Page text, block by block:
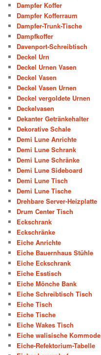
Dampfer Koffer
Dampfer Kofferraum
Dampfer-Trunk-Tische
Dampfkoffer
Davenport-Schreibtisch
Deckel Urn
Deckel Urnen Vasen
Deckel Vasen
Deckel Vasen Urnen
Deckel vergoldete Urnen
Deckelvasen
Dekanter Getränkehalter
Dekorative Schale
Demi Lune Anrichte
Demi Lune Schrank
Demi Lune Schränke
Demi Lune Sideboard
Demi Lune Tisch
Demi Lune Tische
Drehbare Server-Heizplatte
Drum Center Tisch
Eckschrank
Eckschränke
Eiche Anrichte
Eiche Bauernhaus Stühle
Eiche Eckschrank
Eiche Esstisch
Eiche Mönche Bank
Eiche Schreibtisch Tisch
Eiche Tisch
Eiche Tische
Eiche Wakes Tisch
Eiche walisische Kommode
Eiche-Refektorium-Tabelle